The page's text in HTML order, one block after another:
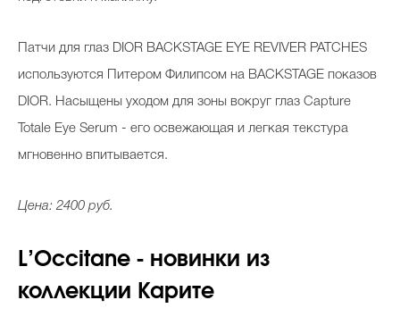
Патчи для глаз DIOR BACKSTAGE EYE REVIVER PATCHES
используются Питером Филипсом на BACKSTAGE показов
DIOR. Насыщены уходом для зоны вокруг глаз Capture
Totale Eye Serum - его освежающая и легкая текстура
мгновенно впитывается.
Цена: 2400 руб.
L’Occitane - новинки из
коллекции Карите